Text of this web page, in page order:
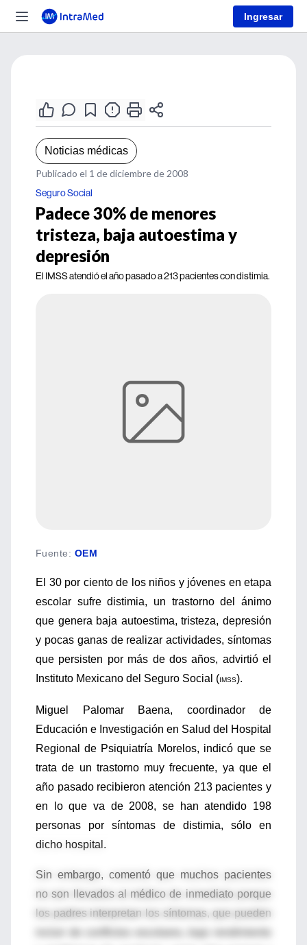
Ingresar
Noticias médicas
Publicado el 1 de diciembre de 2008
Seguro Social
Padece 30% de menores
tristeza, baja autoestima y
depresión
El IMSS atendió el año pasado a 213 pacientes con distimia.
Fuente: OEM
El 30 por ciento de los niños y jóvenes en etapa
escolar sufre distimia, un trastorno del ánimo
que genera baja autoestima, tristeza, depresión
y pocas ganas de realizar actividades, síntomas
que persisten por más de dos años, advirtió el
Instituto Mexicano del Seguro Social (IMSS).
Miguel Palomar Baena, coordinador de
Educación e Investigación en Salud del Hospital
Regional de Psiquiatría Morelos, indicó que se
trata de un trastorno muy frecuente, ya que el
año pasado recibieron atención 213 pacientes y
en lo que va de 2008, se han atendido 198
personas por síntomas de distimia, sólo en
dicho hospital.
Sin embargo, comentó que muchos pacientes
no son llevados al médico de inmediato porque
los padres interpretan los síntomas, que pueden